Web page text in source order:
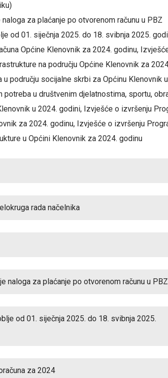
za plaćanje po otvorenom računu u PBZ
od 01. siječnja 2025. do 18. svibnja 2025.
Općine Klenovnik za 2024. godinu,
na području Općine Klenovnik za
području socijalne skrbi za Općinu Klenovnik
potreba u društvenim djelatnostima, sportu,
u 2024. godini, Izvješće o izvršenju
za 2024. godinu, Izvješće o izvršenju
u Općini Klenovnik za 2024. godinu
rada načelnika
naloga za plaćanje po otvorenom računu u
od 01. siječnja 2025. do 18. svibnja 2025.
za 2024